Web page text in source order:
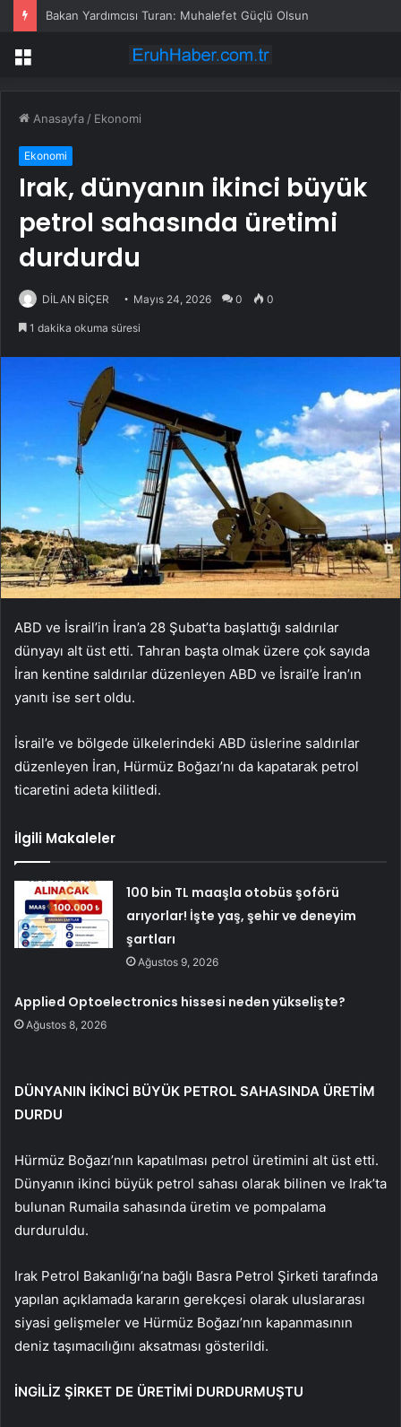
Bakan Yardımcısı Turan: Muhalefet Güçlü Olsun
Menü
Anasayfa / Ekonomi
Ekonomi
Irak, dünyanın ikinci büyük
petrol sahasında üretimi
durdurdu
DİLAN BİÇER Mayıs 24, 2026 0 0
1 dakika okuma süresi
ABD ve İsrail’in İran’a 28 Şubat’ta başlattığı saldırılar
dünyayı alt üst etti. Tahran başta olmak üzere çok sayıda
İran kentine saldırılar düzenleyen ABD ve İsrail’e İran’ın
yanıtı ise sert oldu.
İsrail’e ve bölgede ülkelerindeki ABD üslerine saldırılar
düzenleyen İran, Hürmüz Boğazı’nı da kapatarak petrol
ticaretini adeta kilitledi.
İlgili Makaleler
100 bin TL maaşla otobüs şoförü
arıyorlar! İşte yaş, şehir ve deneyim
şartları
Ağustos 9, 2026
Applied Optoelectronics hissesi neden yükselişte?
Ağustos 8, 2026
DÜNYANIN İKİNCİ BÜYÜK PETROL SAHASINDA ÜRETİM
DURDU
Hürmüz Boğazı’nın kapatılması petrol üretimini alt üst etti.
Dünyanın ikinci büyük petrol sahası olarak bilinen ve Irak’ta
bulunan Rumaila sahasında üretim ve pompalama
durduruldu.
Irak Petrol Bakanlığı’na bağlı Basra Petrol Şirketi tarafında
yapılan açıklamada kararın gerekçesi olarak uluslararası
siyasi gelişmeler ve Hürmüz Boğazı’nın kapanmasının
deniz taşımacılığını aksatması gösterildi.
İNGİLİZ ŞİRKET DE ÜRETİMİ DURDURMUŞTU